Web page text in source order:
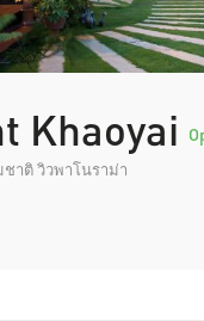
Khaoyai
าติ วิวพาโนราม่า